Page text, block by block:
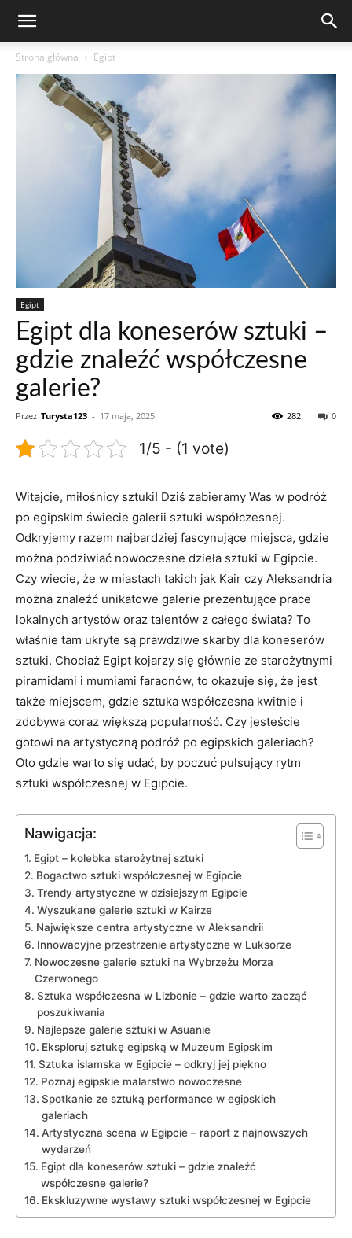
Strona główna Egipt
Egipt
Egipt dla koneserów sztuki –
gdzie znaleźć współczesne
galerie?
Przez Turysta123 - 17 maja, 2025 0
282
1/5 - (1 vote)
Witajcie, miłośnicy sztuki! Dziś zabieramy ‌Was w podróż
po egipskim świecie galerii ⁤sztuki współczesnej.
Odkryjemy razem najbardziej fascynujące miejsca, gdzie
można podziwiać nowoczesne dzieła sztuki w Egipcie.‌
Czy wiecie, że w miastach takich jak Kair czy Aleksandria
można znaleźć unikatowe galerie prezentujące prace
lokalnych artystów​ oraz talentów z całego świata? To
właśnie tam ukryte są prawdziwe ‍skarby dla koneserów
sztuki. Chociaż Egipt kojarzy się głównie ze starożytnymi
piramidami i mumiami faraonów, to⁤ okazuje się, że jest
także miejscem, gdzie‌ sztuka współczesna kwitnie i
zdobywa coraz większą ​popularność. Czy jesteście
gotowi ⁣na artystyczną podróż po egipskich galeriach?
Oto⁣ gdzie warto się udać, by poczuć pulsujący rytm
sztuki współczesnej w Egipcie.
Nawigacja:
Egipt – kolebka starożytnej sztuki
Bogactwo sztuki ⁢współczesnej​ w Egipcie
Trendy artystyczne ​w dzisiejszym Egipcie
Wyszukane‌ galerie sztuki w Kairze
Największe centra artystyczne w Aleksandrii
Innowacyjne przestrzenie artystyczne w Luksorze
Nowoczesne ⁣galerie‍ sztuki na Wybrzeżu Morza
Czerwonego
Sztuka współczesna w Lizbonie ⁣– gdzie warto⁣ zacząć
poszukiwania
Najlepsze⁢ galerie sztuki⁢ w Asuanie
Eksploruj sztukę egipską w Muzeum Egipskim
Sztuka islamska w Egipcie –⁤ odkryj jej piękno
Poznaj egipskie malarstwo nowoczesne
Spotkanie ze sztuką performance w egipskich
galeriach
Artystyczna scena w Egipcie – ‍raport z najnowszych
wydarzeń
Egipt dla koneserów sztuki – gdzie znaleźć
współczesne galerie?
Ekskluzywne wystawy sztuki współczesnej⁢ w Egipcie